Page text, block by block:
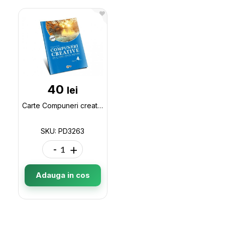
40 lei
Carte Compuneri creative : idei si tehnici pentru inspiratie: Clasa a 4-a PD3263
SKU: PD3263
- +
Adauga in cos